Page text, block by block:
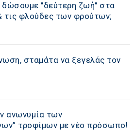
"δεύτερη ζωή" στα
τις φλούδες των φρούτων;
σταμάτα να ξεγελάς τον
ανωνυμία των
τροφίμων με νέο πρόσωπο!